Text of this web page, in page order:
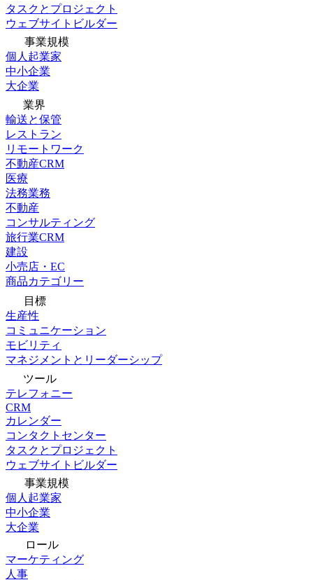
タスクとプロジェクト
ウェブサイトビルダー
事業規模
個人起業家
中小企業
大企業
業界
輸送と保管
レストラン
リモートワーク
不動産CRM
医療
法務業務
不動産
コンサルティング
旅行業CRM
建設
小売店・EC
商品カテゴリー
目標
生産性
コミュニケーション
モビリティ
マネジメントとリーダーシップ
ツール
テレフォニー
CRM
カレンダー
コンタクトセンター
タスクとプロジェクト
ウェブサイトビルダー
事業規模
個人起業家
中小企業
大企業
ロール
マーケティング
人事